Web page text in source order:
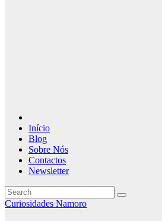
Início
Blog
Sobre Nós
Contactos
Newsletter
Curiosidades Namoro